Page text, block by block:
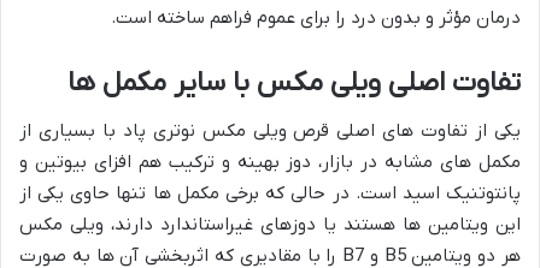
درمان مؤثر و بدون درد را برای عموم فراهم ساخته است.
تفاوت اصلی ویلی مکس با سایر مکمل ها
یکی از تفاوت های اصلی قرص ویلی مکس نوتری پاد با بسیاری از
مکمل های مشابه در بازار، دوز بهینه و ترکیب هم افزای بیوتین و
پانتوتنیک اسید است. در حالی که برخی مکمل ها تنها حاوی یکی از
این ویتامین ها هستند یا دوزهای غیراستاندارد دارند، ویلی مکس
هر دو ویتامین B5 و B7 را با مقادیری که اثربخشی آن ها به صورت